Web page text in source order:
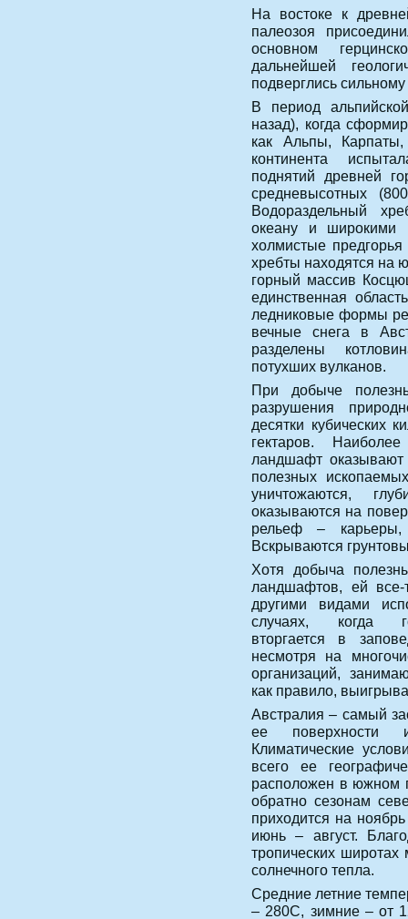
На востоке к
палеозоя
основном
дальнейшей
подверглись
В период
назад), когда
как Альпы,
континента
поднятий древней
средневысотных
Водораздельный
океану и широкими
холмистые
хребты находятся на
горный массив
единственная
ледниковые формы
вечные снега в
разделены
потухших вулканов.
При добыче
разрушения
десятки кубических
гектаров.
ландшафт оказывают
полезных
уничтожаются,
оказываются на
рельеф –
Вскрываются
Хотя добыча
ландшафтов, ей все-
другими видами
случаях, когда
вторгается в
несмотря на
организаций,
как правило,
Австралия – самый
ее поверхности
Климатические
всего ее
расположен в южном
обратно сезонам
приходится на
июнь – август.
тропических широтах
солнечного тепла.
Средние летние
– 280С, зимние – от